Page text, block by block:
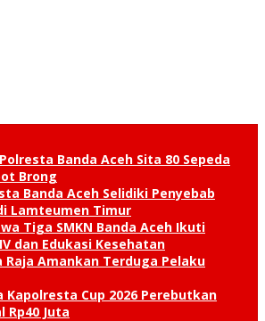
Banda Aceh Sita 80 Sepeda
Brong
Banda Aceh Selidiki Penyebab
Lamteumen Timur
Tiga SMKN Banda Aceh Ikuti
dan Edukasi Kesehatan
Raja Amankan Terduga Pelaku
Kapolresta Cup 2026 Perebutkan
Rp40 Juta